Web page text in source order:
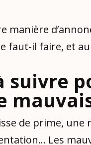
manière
faut-il faire, et
suivre
de prime, une
Les